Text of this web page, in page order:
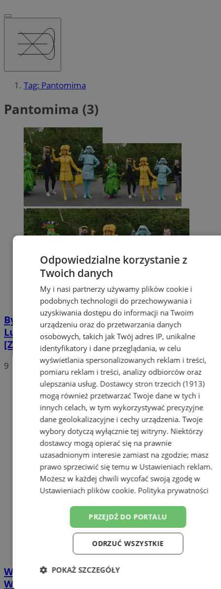
Tag: Pantomima
Pantomima (3)
Bytom zachwycony żywą rzeźbą! Teatr
Lutrek wystąpił w Pałacu w Miechowicach
[ZDJĘCIA]
9
W Parku Tiele-Wincklerów odbędą się
Warsztaty i Wystawa Żywej Rzeźby
Odpowiedzialne korzystanie z
Twoich danych
My i nasi partnerzy używamy plików cookie i
podobnych technologii do przechowywania i
uzyskiwania dostępu do informacji na Twoim
urządzeniu oraz do przetwarzania danych
osobowych, takich jak Twój adres IP, unikalne
identyfikatory i dane przeglądania, w celu
wyświetlania spersonalizowanych reklam i treści,
pomiaru reklam i treści, analizy odbiorców oraz
ulepszania usług. Dostawcy stron trzecich (1913)
mogą również przetwarzać Twoje dane w tych i
innych celach, w tym wykorzystywać precyzyjne
dane geolokalizacyjne i cechy urządzenia. Twoje
wybory dotyczą wyłącznie tej witryny. Niektórzy
dostawcy mogą opierać się na prawnie
uzasadnionym interesie zamiast na zgodzie; masz
prawo sprzeciwić się temu w Ustawieniach reklam.
Możesz w każdej chwili wycofać swoją zgodę w
Ustawieniach plików cookie. Polityka prywatności
PRZEJDŹ DO PORTALU
ODRZUĆ WSZYSTKIE
POKAŻ SZCZEGÓŁY